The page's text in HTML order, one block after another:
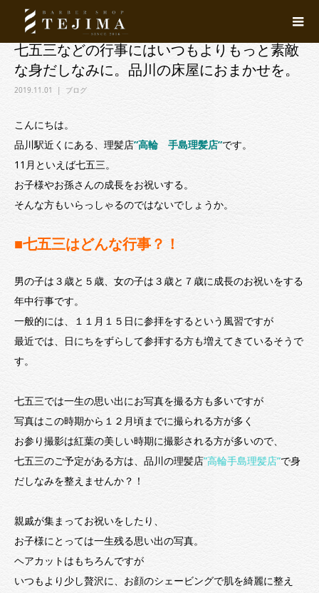
七五三などの行事にはいつもよりもっと素敵
な身だしなみに。品川の床屋におまかせを。
2019.11.01 ブログ
こんにちは。
品川駅近くにある、理髪店”高輪 手島理髪店”です。
11月といえば七五三。
お子様やお孫さんの成長をお祝いする。
そんな方もいらっしゃるのではないでしょうか。
■七五三はどんな行事？！
男の子は３歳と５歳、女の子は３歳と７歳に成長のお祝いをする
年中行事です。
一般的には、１１月１５日に参拝をするという風習ですが
最近では、日にちをずらして参拝する方も増えてきているそうで
す。
七五三では一生の思い出にお写真を撮る方も多いですが
写真はこの時期から１２月頃までに撮られる方が多く
お参り撮影は紅葉の美しい時期に撮影される方が多いので、
七五三のご予定がある方は、品川の理髪店”高輪手島理髪店”で身
だしなみを整えませんか？！
親戚が集まってお祝いをしたり、
お子様にとっては一生残る思い出の写真。
ヘアカットはもちろんですが
いつもより少し贅沢に、お顔のシェービングで肌を綺麗に整え